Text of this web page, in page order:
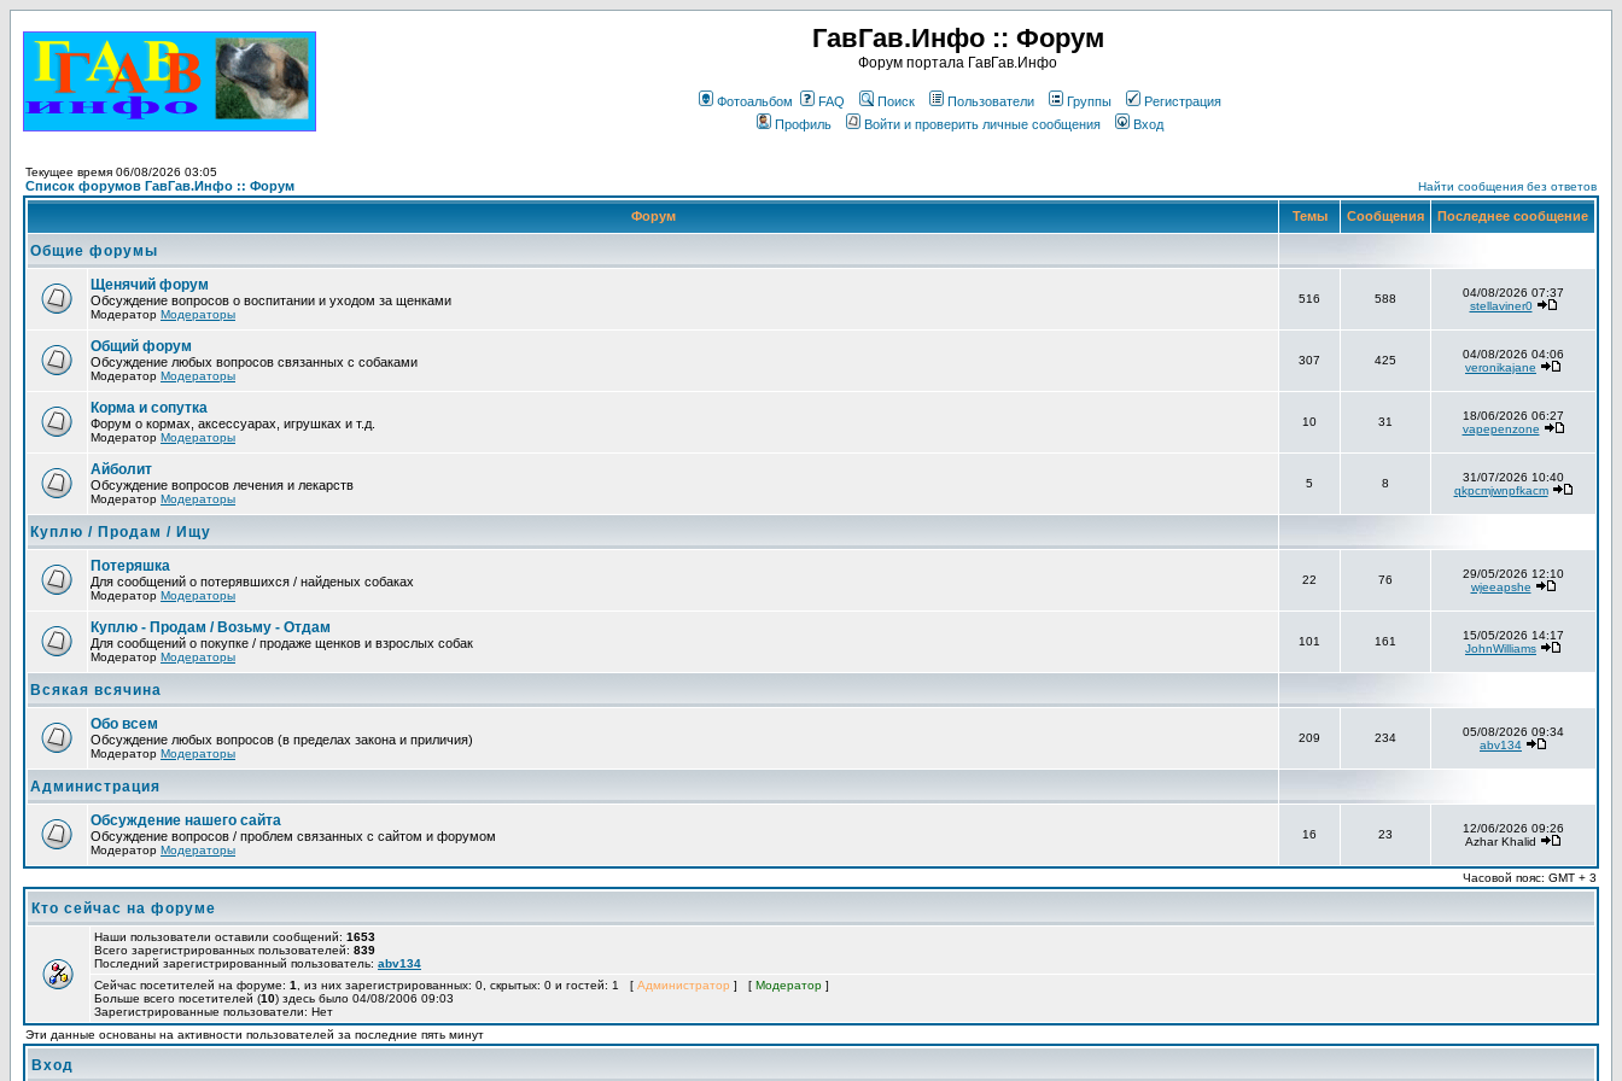
ГавГав.Инфо :: Форум
Форум портала ГавГав.Инфо
Фотоальбом FAQ Поиск Пользователи Группы
Регистрация
Профиль
Войти и проверить личные сообщения Вход
Текущее время 06/08/2026 03:05
Список форумов ГавГав.Инфо :: Форум Найти сообщения без ответов
Форум Темы Сообщения Последнее сообщение
Общие форумы
Щенячий форум
Обсуждение вопросов о воспитании и уходом за щенками
Модератор Модераторы
516 588
04/08/2026 07:37
stellaviner0
Общий форум
Обсуждение любых вопросов связанных с собаками
Модератор Модераторы
307 425
04/08/2026 04:06
veronikajane
Корма и сопутка
Форум о кормах, аксессуарах, игрушках и т.д.
Модератор Модераторы
10 31
18/06/2026 06:27
vapepenzone
Айболит
Обсуждение вопросов лечения и лекарств
Модератор Модераторы
5 8
31/07/2026 10:40
qkpcmjwnpfkacm
Куплю / Продам / Ищу
Потеряшка
Для сообщений о потерявшихся / найденых собаках
Модератор Модераторы
22 76
29/05/2026 12:10
wjeeapshe
Куплю - Продам / Возьму - Отдам
Для сообщений о покупке / продаже щенков и взрослых собак
Модератор Модераторы
101 161
15/05/2026 14:17
JohnWilliams
Всякая всячина
Обо всем
Обсуждение любых вопросов (в пределах закона и приличия)
Модератор Модераторы
209 234
05/08/2026 09:34
abv134
Администрация
Обсуждение нашего сайта
Обсуждение вопросов / проблем связанных с сайтом и форумом
Модератор Модераторы
16 23
12/06/2026 09:26
Azhar Khalid
Часовой пояс: GMT + 3
Кто сейчас на форуме
Наши пользователи оставили сообщений: 1653
Всего зарегистрированных пользователей: 839
Последний зарегистрированный пользователь: abv134
Сейчас посетителей на форуме: 1 , из них зарегистрированных: 0, скрытых: 0 и гостей: 1 [ Администратор ] [ Модератор ]
Больше всего посетителей (10) здесь было 04/08/2006 09:03
Зарегистрированные пользователи: Нет
Эти данные основаны на активности пользователей за последние пять минут
Вход